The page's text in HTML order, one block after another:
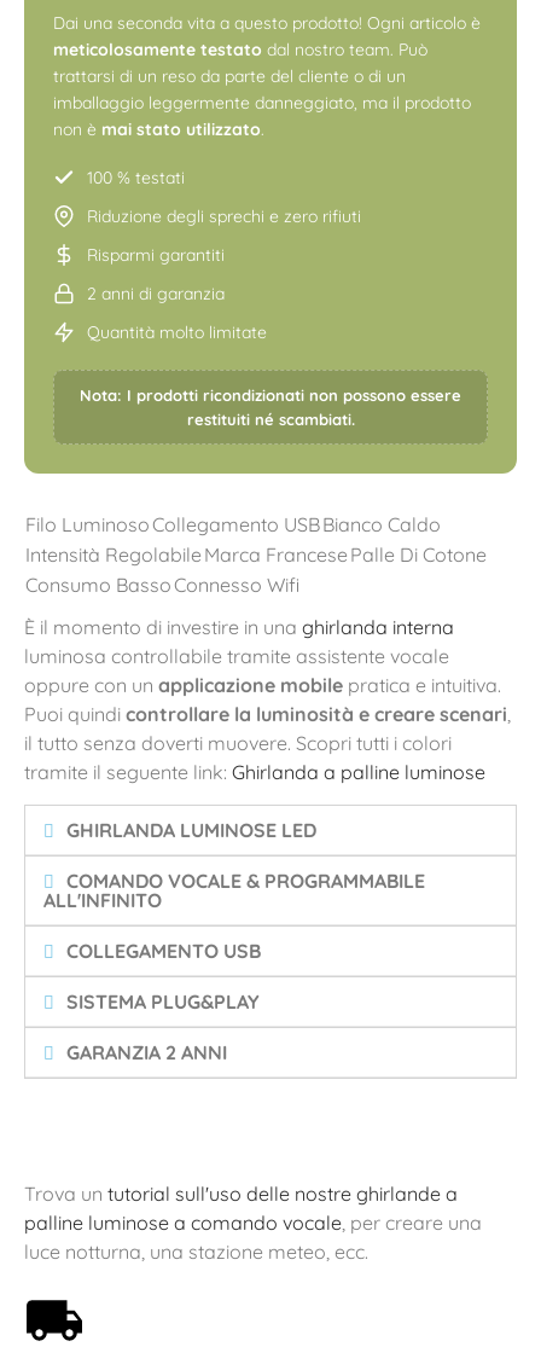
Dai una seconda vita a questo prodotto! Ogni articolo è
meticolosamente testato dal nostro team. Può
trattarsi di un reso da parte del cliente o di un
imballaggio leggermente danneggiato, ma il prodotto
non è mai stato utilizzato.
100 % testati
Riduzione degli sprechi e zero rifiuti
Risparmi garantiti
2 anni di garanzia
Quantità molto limitate
Nota: I prodotti ricondizionati non possono essere
restituiti né scambiati.
Filo LuminosoCollegamento USBBianco Caldo
Intensità Regolabile Marca Francese Palle Di Cotone
Consumo BassoConnesso Wifi
È il momento di investire in una ghirlanda interna
luminosa controllabile tramite assistente vocale
oppure con un applicazione mobile pratica e intuitiva.
Puoi quindi controllare la luminosità e creare scenari
il tutto senza doverti muovere. Scopri tutti i colori
tramite il seguente link: Ghirlanda a palline luminose
GHIRLANDA LUMINOSE LED
COMANDO VOCALE & PROGRAMMABILE
ALL'INFINITO
COLLEGAMENTO USB
SISTEMA PLUG&PLAY
GARANZIA 2 ANNI
Trova un tutorial sull'uso delle nostre ghirlande a
palline luminose a comando vocale , per creare una
luce notturna, una stazione meteo, ecc.